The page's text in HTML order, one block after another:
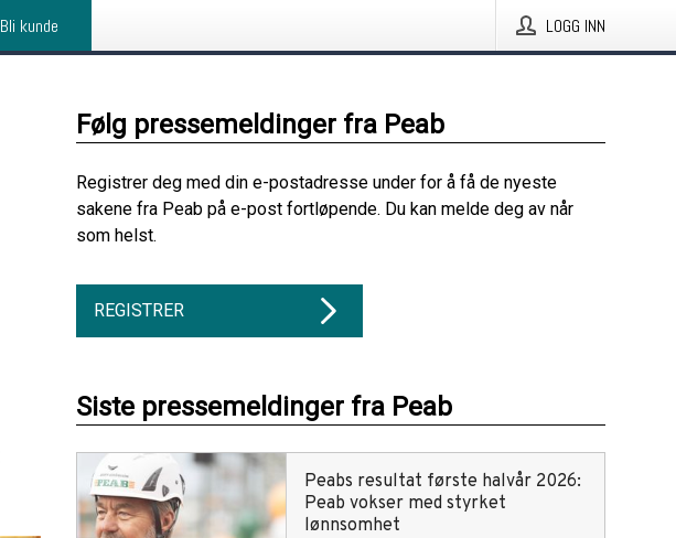
Bli kunde LOGG INN
Følg pressemeldinger fra Peab
Registrer deg med din e-postadresse under for å få de nyeste
sakene fra Peab på e-post fortløpende. Du kan melde deg av når
som helst.
REGISTRER
Siste pressemeldinger fra Peab
Peabs resultat første halvår 2026:
Peab vokser med styrket
lønnsomhet